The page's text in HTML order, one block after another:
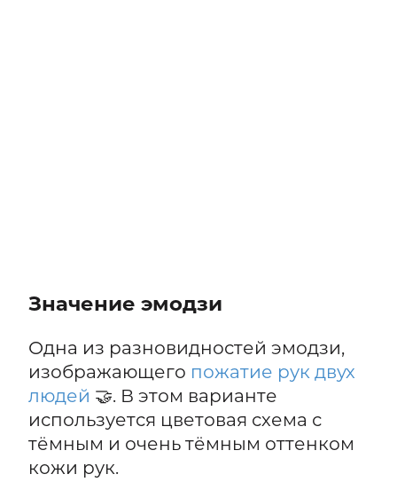
Значение эмодзи
Одна из разновидностей эмодзи,
изображающего пожатие рук двух
людей 🤝. В этом варианте
используется цветовая схема с
тёмным и очень тёмным оттенком
кожи рук.